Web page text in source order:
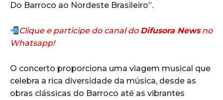
Do Barroco ao Nordeste Brasileiro”.
Clique e participe do canal do Difusora Newsno
Whatsapp!
O concerto proporciona uma viagem musical que
celebra a rica diversidade da música, desde as
obras clássicas do Barroco até as vibrantes